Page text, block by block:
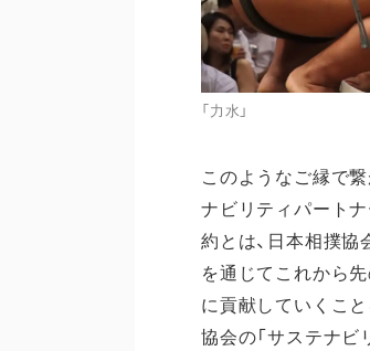
「力水」
このようなご縁で
ナビリティパートナ
約とは、日本相撲
を通じてこれから
に貢献していくこ
協会の「サステナビ